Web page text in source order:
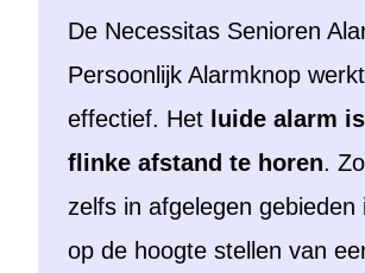
De Necessitas Senioren
Persoonlijk Alarmknop
effectief. Het luide alarm
flinke afstand te horen.
zelfs in afgelegen gebieden
op de hoogte stellen van